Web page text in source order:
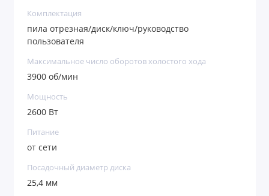
Комплектация
пила отрезная/диск/ключ/руководство
пользователя
Максимальное число оборотов холостого хода
3900 об/мин
Мощность
2600 Вт
Питание
от сети
Посадочный диаметр диска
25,4 мм